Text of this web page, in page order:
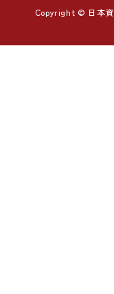
Copyright © 日本